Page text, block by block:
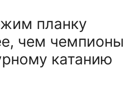
планку
чем чемпионы
катанию